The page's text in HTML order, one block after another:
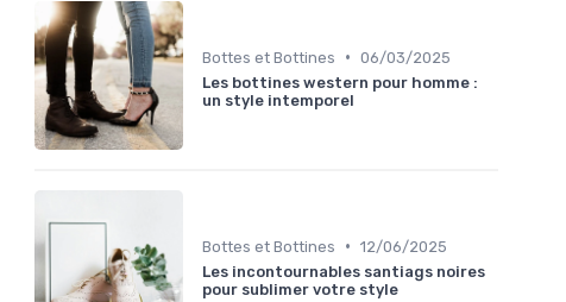
Bottes et Bottines • 06/03/2025
Les bottines western pour homme :
un style intemporel
Bottes et Bottines • 12/06/2025
Les incontournables santiags noires
pour sublimer votre style